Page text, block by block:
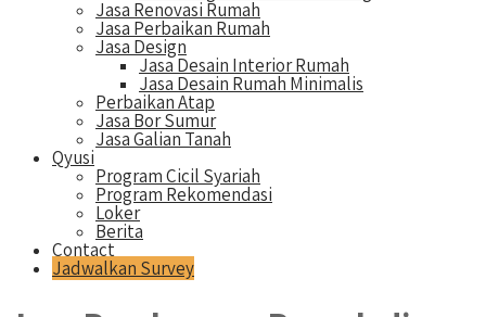
Jasa Renovasi Rumah
Jasa Perbaikan Rumah
Jasa Design
Jasa Desain Interior Rumah
Jasa Desain Rumah Minimalis
Perbaikan Atap
Jasa Bor Sumur
Jasa Galian Tanah
Qyusi
Program Cicil Syariah
Program Rekomendasi
Loker
Berita
Contact
Jadwalkan Survey